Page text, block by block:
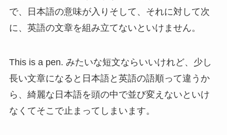
で、日本語の意味が入りそして、それに対して次
に、英語の文章を組み立てないといけません。
This is a pen. みたいな短文ならいいけれど、少し
長い文章になると日本語と英語の語順って違うか
ら、綺麗な日本語を頭の中で並び変えないといけ
なくてそこで止まってしまいます。